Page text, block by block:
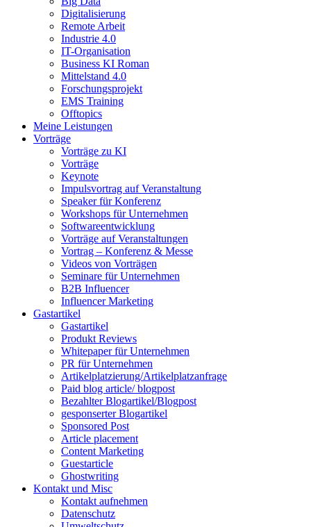
Digitalisierung
Remote Arbeit
Industrie 4.0
IT-Organisation
Business KI Roman
Mittelstand 4.0
Forschungsprojekt
EMS Training
Offtopics
Meine Leistungen
Vorträge
Vorträge zu KI
Vorträge
Keynote
Impulsvortrag auf Veranstaltung
Speaker für Konferenz
Workshops für Unternehmen
Softwareentwicklung
Vorträge auf Veranstaltungen
Vortrag – Konferenz & Messe
Videos von Vorträgen
Seminare für Unternehmen
B2B Influencer
Influencer Marketing
Gastartikel
Gastartikel
Produkt Reviews
Whitepaper für Unternehmen
PR für Unternehmen
Artikelplatzierung/Artikelplatzanfrage
Paid blog article/ blogpost
Bezahlter Blogartikel/Blogpost
gesponserter Blogartikel
Sponsored Post
Article placement
Content Marketing
Guestarticle
Ghostwriting
Kontakt und Misc
Kontakt aufnehmen
Datenschutz